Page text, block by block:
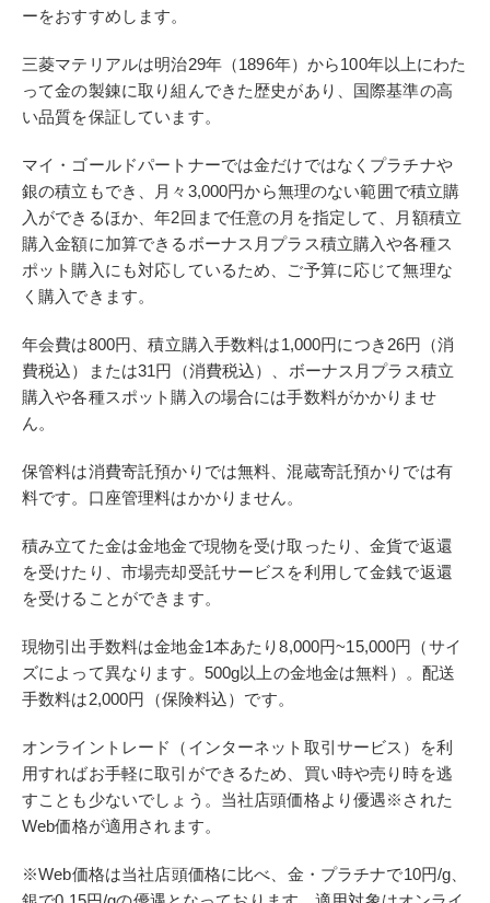
ーをおすすめします。
三菱マテリアルは明治29年（1896年）から100年以上にわた
って金の製錬に取り組んできた歴史があり、国際基準の高
い品質を保証しています。
マイ・ゴールドパートナーでは金だけではなくプラチナや
銀の積立もでき、月々3,000円から無理のない範囲で積立購
入ができるほか、年2回まで任意の月を指定して、月額積立
購入金額に加算できるボーナス月プラス積立購入や各種ス
ポット購入にも対応しているため、ご予算に応じて無理な
く購入できます。
年会費は800円、積立購入手数料は1,000円につき26円（消
費税込）または31円（消費税込）、ボーナス月プラス積立
購入や各種スポット購入の場合には手数料がかかりませ
ん。
保管料は消費寄託預かりでは無料、混蔵寄託預かりでは有
料です。口座管理料はかかりません。
積み立てた金は金地金で現物を受け取ったり、金貨で返還
を受けたり、市場売却受託サービスを利用して金銭で返還
を受けることができます。
現物引出手数料は金地金1本あたり8,000円~15,000円（サイ
ズによって異なります。500g以上の金地金は無料）。配送
手数料は2,000円（保険料込）です。
オンライントレード（インターネット取引サービス）を利
用すればお手軽に取引ができるため、買い時や売り時を逃
すことも少ないでしょう。当社店頭価格より優遇※された
Web価格が適用されます。
※Web価格は当社店頭価格に比べ、金・プラチナで10円/g、